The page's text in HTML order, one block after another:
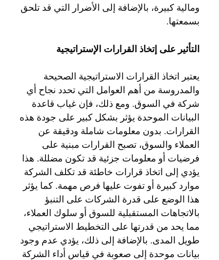
ومالية كبيرة، بالإضافة إلى الأضرار التي قد تلحق
بسمعتها.
التأثير على إتخاذ القرارات الإستراتيجية
يعتبر اتخاذ القرارات الاستراتيجية الصحيحة
والمدروسة من أهم العوامل التي تحدد نجاح أي
شركة في السوق. ومع ذلك، فإن غياب قاعدة
البيانات الموحدة يؤثر بشكل كبير على جودة هذه
القرارات. بدون معلومات شاملة ودقيقة عن
العملاء والسوق، تصبح القرارات مبنية على
فرضيات أو معلومات جزئية قد تكون مضللة. هذا
يؤدي إلى اتخاذ قرارات خاطئة قد تكلف الشركة
موارد كبيرة أو تفوت عليها فرص مهمة. كما يؤثر
هذا الوضع على قدرة الشركات على التنبؤ
بالاتجاهات المستقبلية للسوق أو سلوك العملاء،
مما يحد من قدرتها على التخطيط الاستراتيجي
طويل المدى. بالإضافة إلى ذلك، يؤدي عدم وجود
بيانات موحدة إلى صعوبة في قياس أداء الشركة